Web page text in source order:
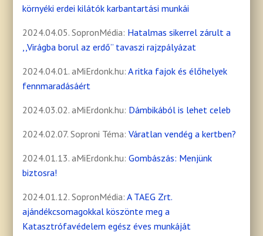
környéki erdei kilátók karbantartási munkái
2024.04.05. SopronMédia: Hatalmas sikerrel zárult a
,,Virágba borul az erdő” tavaszi rajzpályázat
2024.04.01. aMiErdonk.hu:A ritka fajok és élőhelyek
fennmaradásáért
2024.03.02. aMiErdonk.hu: Dámbikából is lehet celeb
2024.02.07. Soproni Téma:Váratlan vendég a kertben?
2024.01.13. aMiErdonk.hu:Gombászás: Menjünk
biztosra!
2024.01.12. SopronMédia:A TAEG Zrt.
ajándékcsomagokkal köszönte meg a
Katasztrófavédelem egész éves munkáját